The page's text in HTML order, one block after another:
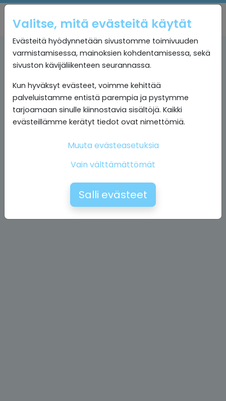
Valitse, mitä evästeitä käytät
Evästeitä hyödynnetään sivustomme toimivuuden
varmistamisessa, mainoksien kohdentamisessa, sekä
sivuston kävijäliikenteen seurannassa.
Kun hyväksyt evästeet, voimme kehittää
palveluistamme entistä parempia ja pystymme
tarjoamaan sinulle kiinnostavia sisältöjä. Kaikki
evästeillämme kerätyt tiedot ovat nimettömiä.
Muuta evästeasetuksia
Vain välttämättömät
Salli evästeet